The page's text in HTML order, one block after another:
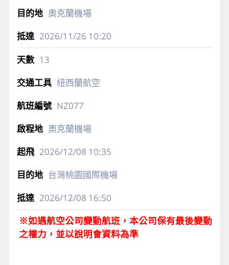
奧克蘭機場
2026/11/26 10:20
13
紐西蘭航空
NZ077
奧克蘭機場
2026/12/08 10:35
台灣桃園國際機場
2026/12/08 16:50
※如遇航空公司變動航班，本公司保有最後變動
之權力，並以說明會資料為準